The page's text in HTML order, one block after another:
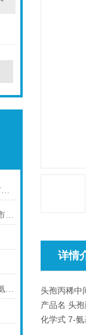
关注泊沙康唑中间体74853-08-0市场动态
关注泊沙康唑中间体184177-81-9市场动态
看完本篇你就知道什么是69-52-3氨苄西林钠了
详情
头孢丙稀中
产品名 头
化学式 7-